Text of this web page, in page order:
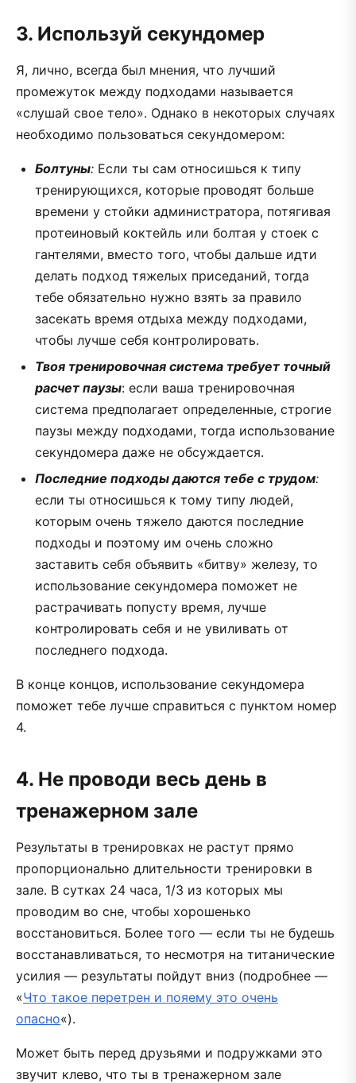
3. Используй секундомер
Я, лично, всегда был мнения, что лучший
промежуток между подходами называется
«слушай свое тело». Однако в некоторых случаях
необходимо пользоваться секундомером:
Болтуны: Если ты сам относишься к типу
тренирующихся, которые проводят больше
времени у стойки администратора, потягивая
протеиновый коктейль или болтая у стоек с
гантелями, вместо того, чтобы дальше идти
делать подход тяжелых приседаний, тогда
тебе обязательно нужно взять за правило
засекать время отдыха между подходами,
чтобы лучше себя контролировать.
Твоя тренировочная система требует точный
расчет паузы: если ваша тренировочная
система предполагает определенные, строгие
паузы между подходами, тогда использование
секундомера даже не обсуждается.
Последние подходы даются тебе с трудом:
если ты относишься к тому типу людей,
которым очень тяжело даются последние
подходы и поэтому им очень сложно
заставить себя объявить «битву» железу, то
использование секундомера поможет не
растрачивать попусту время, лучше
контролировать себя и не увиливать от
последнего подхода.
В конце концов, использование секундомера
поможет тебе лучше справиться с пунктом номер
4.
4. Не проводи весь день в
тренажерном зале
Результаты в тренировках не растут прямо
пропорционально длительности тренировки в
зале. В сутках 24 часа, 1/3 из которых мы
проводим во сне, чтобы хорошенько
восстановиться. Более того — если ты не будешь
восстанавливаться, то несмотря на титанические
усилия — результаты пойдут вниз (подробнее —
«Что такое перетрен и пояему это очень
опасно«).
Может быть перед друзьями и подружками это
звучит клево, что ты в тренажерном зале